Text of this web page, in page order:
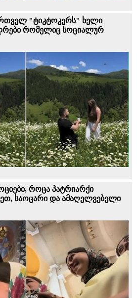
"ტიკტოკერს" ხელი
რომელიც სოციალურ
როცა პატრიარქი
საოცარი და ამაღელვებელი